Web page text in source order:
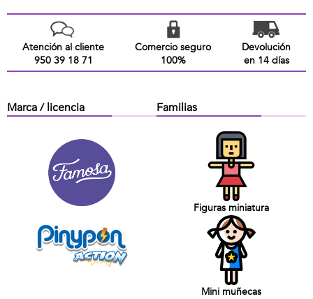
Atención al cliente
950 39 18 71
Comercio seguro
100%
Devolución
en 14 días
Marca / licencia Familias
Figuras miniatura
Mini muñecas